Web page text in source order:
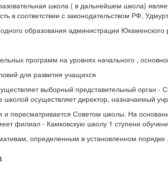
школа ( в дальнейшем школа)
в соответствии с законодательством РФ,
образования администрации Юкаменского
программ на уровнях начального ,
для развития учащихся
выборный представительный орган -
школой осуществляет директор, назначаемый
и пересматривается Советом школы. На
филиал - Камковскую школу 1 ступени
определенным в установленном порядке